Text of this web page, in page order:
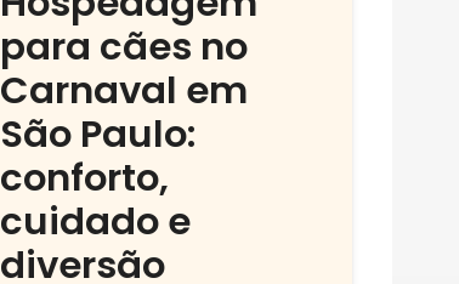
para cães no
Carnaval em
São Paulo:
conforto,
cuidado e
diversão